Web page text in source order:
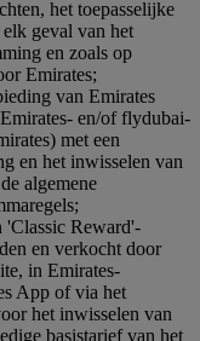
het toepasselijke
geval van het
en zoals op
Emirates;
van Emirates
en/of flydubai-
met een
en het inwisselen van
algemene
'Classic Reward'-
en verkocht door
in Emirates-
App of via het
het inwisselen van
basistarief van het